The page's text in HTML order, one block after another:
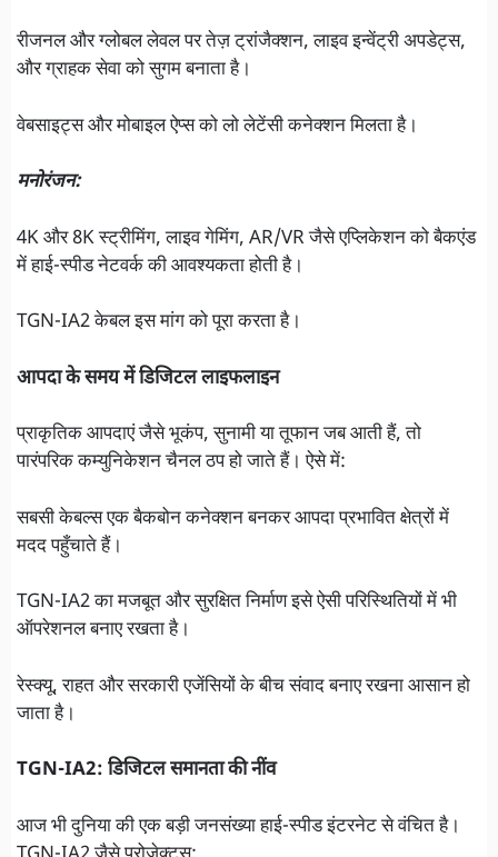
रीजनल और ग्लोबल लेवल पर तेज़ ट्रांजैक्शन, लाइव इन्वेंट्री अपडेट्स,
और ग्राहक सेवा को सुगम बनाता है।
वेबसाइट्स और मोबाइल ऐप्स को लो लेटेंसी कनेक्शन मिलता है।
मनोरंजन:
4K और 8K स्ट्रीमिंग, लाइव गेमिंग, AR/VR जैसे एप्लिकेशन को बैकएंड
में हाई-स्पीड नेटवर्क की आवश्यकता होती है।
TGN-IA2 केबल इस मांग को पूरा करता है।
आपदा के समय में डिजिटल लाइफलाइन
प्राकृतिक आपदाएं जैसे भूकंप, सुनामी या तूफान जब आती हैं, तो
पारंपरिक कम्युनिकेशन चैनल ठप हो जाते हैं। ऐसे में:
सबसी केबल्स एक बैकबोन कनेक्शन बनकर आपदा प्रभावित क्षेत्रों में
मदद पहुँचाते हैं।
TGN-IA2 का मजबूत और सुरक्षित निर्माण इसे ऐसी परिस्थितियों में भी
ऑपरेशनल बनाए रखता है।
रेस्क्यू, राहत और सरकारी एजेंसियों के बीच संवाद बनाए रखना आसान हो
जाता है।
TGN-IA2: डिजिटल समानता की नींव
आज भी दुनिया की एक बड़ी जनसंख्या हाई-स्पीड इंटरनेट से वंचित है।